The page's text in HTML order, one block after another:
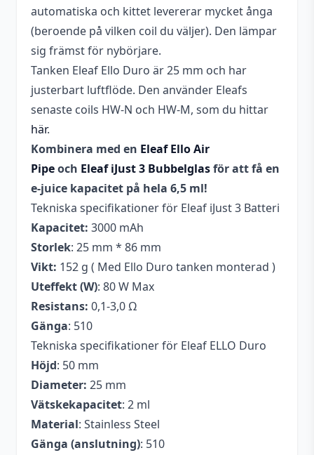
automatiska och kittet levererar mycket ånga
(beroende på vilken coil du väljer). Den lämpar
sig främst för nybörjare.
Tanken Eleaf Ello Duro är 25 mm och har
justerbart luftflöde. Den använder Eleafs
senaste coils HW-N och HW-M, som du hittar
här.
Kombinera med en Eleaf Ello Air
Pipeoch Eleaf iJust 3 Bubbelglasför att få en
e-juice kapacitet på hela 6,5 ml!
Tekniska specifikationer för Eleaf iJust 3 Batteri
Kapacitet: 3000 mAh
Storlek: 25 mm * 86 mm
Vikt: 152 g ( Med Ello Duro tanken monterad )
Uteffekt (W): 80 W Max
Resistans: 0,1-3,0 Ω
Gänga: 510
Tekniska specifikationer för Eleaf ELLO Duro
Höjd: 50 mm
Diameter: 25 mm
Vätskekapacitet: 2 ml
Material: Stainless Steel
Gänga (anslutning): 510